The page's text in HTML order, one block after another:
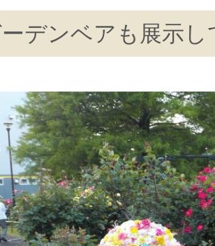
デンベアも展示